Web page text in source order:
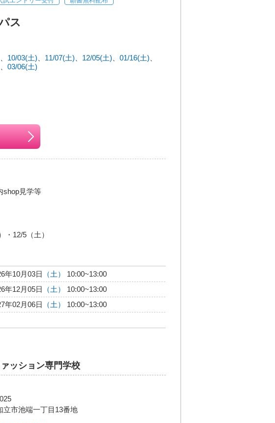
ス
10/03(土) 11/07(土) 12/05(土)
01/16(土)
03/06(土)
shop見学等
12/5（土）
年10月03日 （土）
10:00~13:00
年12月05日 （土）
10:00~13:00
年02月06日 （土）
10:00~13:00
ッション専門学校
立市池端一丁目13番地